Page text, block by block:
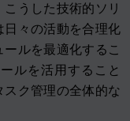
うした技術的ソリ
日々の活動を合理化
ルを最適化するこ
ルを活用すること
ク管理の全体的な